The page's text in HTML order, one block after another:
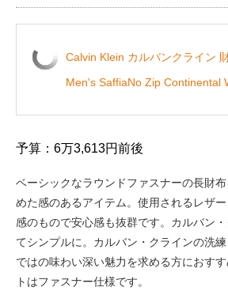
Calvin Klein カルバンクライン
Men's SaffiaNo Zip Continental
予算：6万3,613円前後
ベーシックなラウンドファスナーの長財
めた感のあるアイテム。使用されるレザ
感のもので安心感も抜群です。カルバン
てシンプルに。カルバン・クラインの洗
ではの味わい深い魅力を求める方におす
トはファスナー仕様です。